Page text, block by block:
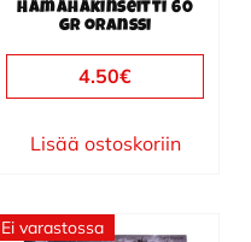
Hämähäkinseitti 60
gr oranssi
4.50€
Lisää ostoskoriin
Ei varastossa